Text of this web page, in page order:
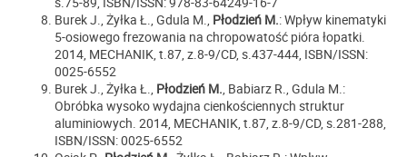
Burek J., Żyłka Ł., Gdula M., Płodzień M.: Wpływ kinematyki
5-osiowego frezowania na chropowatość pióra łopatki.
2014, MECHANIK, t.87, z.8-9/CD, s.437-444, ISBN/ISSN:
0025-6552
Burek J., Żyłka Ł., Płodzień M. , Babiarz R., Gdula M.:
Obróbka wysoko wydajna cienkościennych struktur
aluminiowych. 2014, MECHANIK, t.87, z.8-9/CD, s.281-288,
ISBN/ISSN: 0025-6552